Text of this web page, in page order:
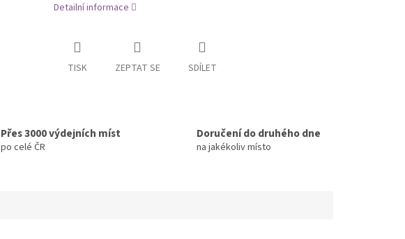
Detailní informace
TISK ZEPTAT SE SDÍLET
Přes 3000 výdejních míst
po celé ČR
Doručení do druhého dne
na jakékoliv místo